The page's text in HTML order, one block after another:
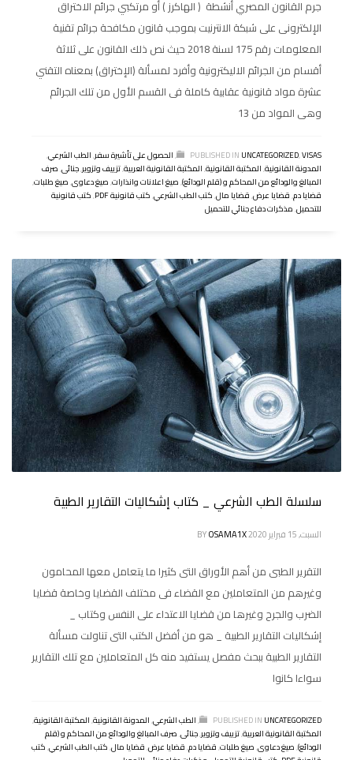
جرم القانون المصري أنشطة ( الهاكرز ) أو مرتكبي جرائم الاختراق
الإلكترونى على شبكة الانترنيت بموجب قانون مكافحة جرائم تقنية
المعلومات رقم 175 لسنة 2018 حيث نص ذلك القانون على ثلاثة
أقسام من الجرائم الاليكترونية وأفرد لمسألة (الإختراق) بمعناه التقني
عشرة مواد قانونية عقابية كاملة فى القسم الأول من تلك الجرائم
وهى المواد من 13
PUBLISHED IN UNCATEGORIZED,VISAS
,الحصول على تأشيرة سفر,الطب الشرعي,
المدونة القانونية,المكتبة القانونية,المكتبة القانونية العربية,تزييف وتزوير,جنائى,صرف
المبالغ والودائع من المحاكم و (قلم الودائع),صيغ اعلانات وانذارات,صيغ دعاوى,صيغ طلبات,
قضايا دم,قضايا عرض,قضايا مال,كتب الطب الشرعي,كتب قانونية PDF ,كتب قانونية
للتحميل,مذكرات دفاع جنائي للتحميل
سلسلة الطب الشرعي _ كتاب إشكاليات التقارير الطبية
السبت, 15 فبراير 2020 BYOSAMA1X
التقرير الطبى من أهم الأوراق التى كثيرا ما يتعامل معها المحامون
وغيرهم من المتعاملين مع القضاء فى مختلف القضايا وخاصة قضايا
الضرب والجرح وغيرها من قضايا الاعتداء على النفس وكتاب _
إشكاليات التقارير الطبية _ هو من أفضل الكتب التى تناولت مسألة
التقارير الطبية ببحث مفصل يستفيد منه كل المتعاملين مع تلك التقارير
سواءا كانوا
PUBLISHED IN UNCATEGORIZED
,الطب الشرعي,المدونة القانونية,المكتبة القانونية,
المكتبة القانونية العربية,تزييف وتزوير,جنائى,صرف المبالغ والودائع من المحاكم و (قلم
الودائع),صيغ دعاوى,صيغ طلبات,قضايا دم,قضايا عرض,قضايا مال,كتب الطب الشرعي,كتب